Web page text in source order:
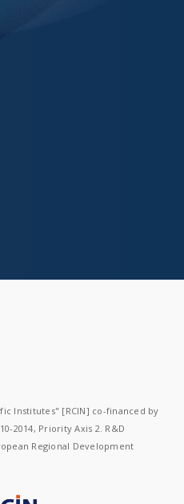
Institutes" [RCIN] co-financed by
2014, Priority Axis 2. R&D
Regional Development